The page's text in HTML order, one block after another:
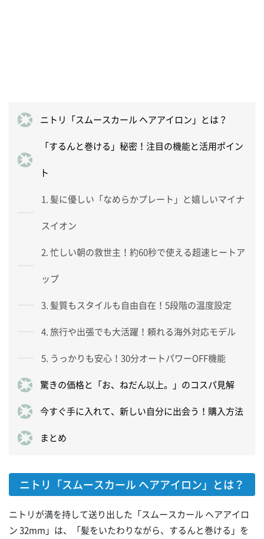
ニトリ「スムースカール ヘアアイロン」とは？
「するんと巻ける」秘密！注目の機能と活用ポイン
ト
1. 髪に優しい「なめらかプレート」と嬉しいマイナ
スイオン
2. 忙しい朝の救世主！約60秒で使える超速ヒートア
ップ
3. 髪質もスタイルも自由自在！5段階の温度設定
4. 旅行や出張でも大活躍！頼れる海外対応モデル
5. うっかりも安心！30分オートパワーOFF機能
驚きの価格と「お、ねだん以上。」のコスパ見解
今すぐ手に入れて、新しい自分に出会う！購入方法
まとめ
ニトリ「スムースカール ヘアアイロン」とは？
ニトリが満を持して送り出した「スムースカール ヘアアイロ
ン 32mm」は、「髪をいたわりながら、するんと巻ける」を